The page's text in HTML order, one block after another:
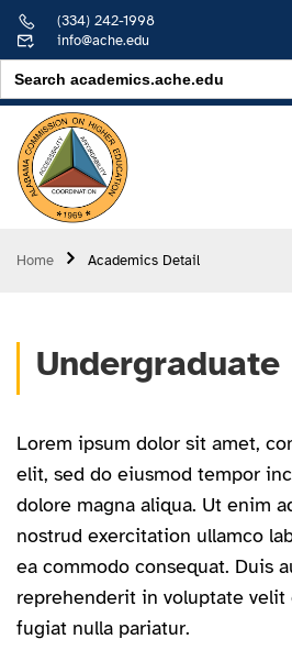
(334) 242-1998
info@ache.edu
Search
for:
Home Academics Detail
Undergraduate
Lorem ipsum dolor sit amet,
elit, sed do eiusmod tempor
dolore magna aliqua. Ut enim
nostrud exercitation ullamco
ea commodo consequat. Duis
reprehenderit in voluptate velit
fugiat nulla pariatur.